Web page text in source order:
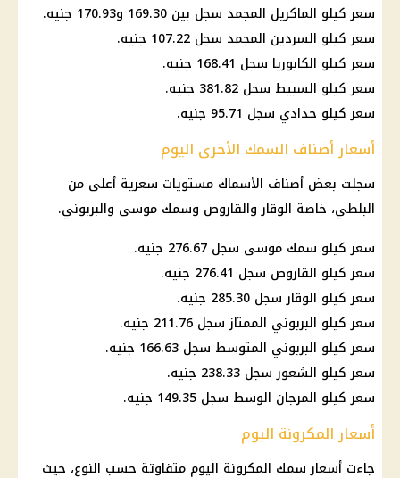
سعر كيلو الماكريل المجمد سجل بين 169.30 و170.93 جنيه.
سعر كيلو السردين المجمد سجل 107.22 جنيه.
سعر كيلو الكابوريا سجل 168.41 جنيه.
سعر كيلو السبيط سجل 381.82 جنيه.
سعر كيلو حدادي سجل 95.71 جنيه.
أسعار أصناف السمك الأخرى اليوم
سجلت بعض أصناف الأسماك مستويات سعرية أعلى من
البلطي، خاصة الوقار والقاروص وسمك موسى والبربوني.
سعر كيلو سمك موسى سجل 276.67 جنيه.
سعر كيلو القاروص سجل 276.41 جنيه.
سعر كيلو الوقار سجل 285.30 جنيه.
سعر كيلو البربوني الممتاز سجل 211.76 جنيه.
سعر كيلو البربوني المتوسط سجل 166.63 جنيه.
سعر كيلو الشعور سجل 238.33 جنيه.
سعر كيلو المرجان الوسط سجل 149.35 جنيه.
أسعار المكرونة اليوم
جاءت أسعار سمك المكرونة اليوم متفاوتة حسب النوع، حيث